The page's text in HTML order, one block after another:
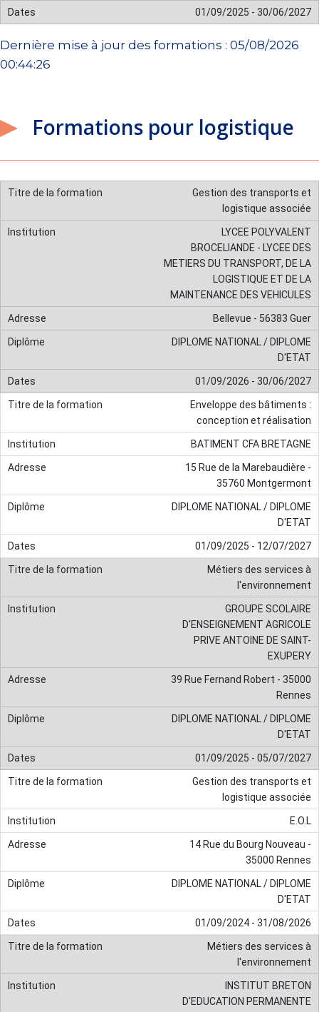
01/09/2025 - 30/06/2027
Dernière mise à jour des formations : 05/08/2026
00:44:26
Formations pour logistique
Gestion des transports et
logistique associée
LYCEE POLYVALENT
BROCELIANDE - LYCEE DES
METIERS DU TRANSPORT, DE LA
LOGISTIQUE ET DE LA
MAINTENANCE DES VEHICULES
Bellevue - 56383 Guer
DIPLOME NATIONAL / DIPLOME
D'ETAT
01/09/2026 - 30/06/2027
Enveloppe des bâtiments :
conception et réalisation
BATIMENT CFA BRETAGNE
15 Rue de la Marebaudière -
35760 Montgermont
DIPLOME NATIONAL / DIPLOME
D'ETAT
01/09/2025 - 12/07/2027
Métiers des services à
l'environnement
GROUPE SCOLAIRE
D'ENSEIGNEMENT AGRICOLE
PRIVE ANTOINE DE SAINT-
EXUPERY
39 Rue Fernand Robert - 35000
Rennes
DIPLOME NATIONAL / DIPLOME
D'ETAT
01/09/2025 - 05/07/2027
Gestion des transports et
logistique associée
E.O.L
14 Rue du Bourg Nouveau -
35000 Rennes
DIPLOME NATIONAL / DIPLOME
D'ETAT
01/09/2024 - 31/08/2026
Métiers des services à
l'environnement
INSTITUT BRETON
D'EDUCATION PERMANENTE